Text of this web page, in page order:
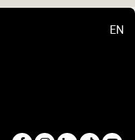
EN